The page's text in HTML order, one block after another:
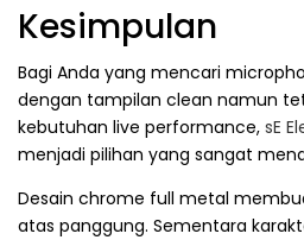
Kesimpulan
Bagi Anda yang mencari
dengan tampilan clean namun
kebutuhan live performance, sE
menjadi pilihan yang sangat
Desain chrome full metal
atas panggung. Sementara